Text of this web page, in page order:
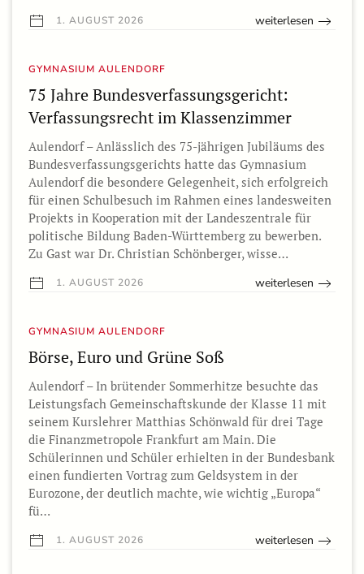
1. AUGUST 2026 weiterlesen
GYMNASIUM AULENDORF
75 Jahre Bundesverfassungsgericht:
Verfassungsrecht im Klassenzimmer
Aulendorf – Anlässlich des 75-jährigen Jubiläums des
Bundesverfassungsgerichts hatte das Gymnasium
Aulendorf die besondere Gelegenheit, sich erfolgreich
für einen Schulbesuch im Rahmen eines landesweiten
Projekts in Kooperation mit der Landeszentrale für
politische Bildung Baden-Württemberg zu bewerben.
Zu Gast war Dr. Christian Schönberger, wisse…
1. AUGUST 2026 weiterlesen
GYMNASIUM AULENDORF
Börse, Euro und Grüne Soß
Aulendorf – In brütender Sommerhitze besuchte das
Leistungsfach Gemeinschaftskunde der Klasse 11 mit
seinem Kurslehrer Matthias Schönwald für drei Tage
die Finanzmetropole Frankfurt am Main. Die
Schülerinnen und Schüler erhielten in der Bundesbank
einen fundierten Vortrag zum Geldsystem in der
Eurozone, der deutlich machte, wie wichtig „Europa“
fü…
1. AUGUST 2026 weiterlesen